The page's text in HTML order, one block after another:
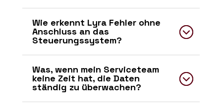
Wie erkennt Lyra Fehler ohne
Anschluss an das
Steuerungssystem?
Was, wenn mein Serviceteam
keine Zeit hat, die Daten
ständig zu überwachen?